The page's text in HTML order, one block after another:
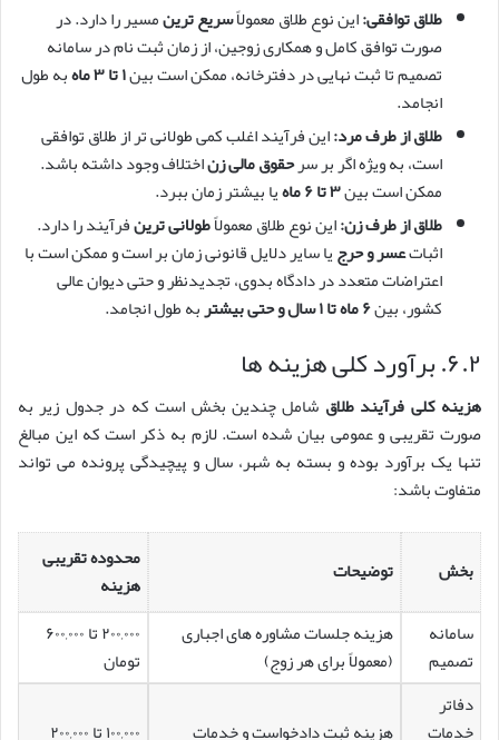
طلاق توافقی:این نوع طلاق معمولاًسریع ترینمسیر را دارد. در
صورت توافق کامل و همکاری زوجین، از زمان ثبت نام در سامانه
تصمیم تا ثبت نهایی در دفترخانه، ممکن است بین۱ تا ۳ ماه
به طول
انجامد.
طلاق از طرف مرد:این فرآیند اغلب کمی طولانی تر از طلاق توافقی
است، به ویژه اگر بر سرحقوق مالی زناختلاف وجود داشته باشد.
ممکن است بین۳ تا ۶ ماه
یا بیشتر زمان ببرد.
طلاق از طرف زن:این نوع طلاق معمولاًطولانی ترینفرآیند را دارد.
اثباتعسر و حرجیا سایر دلایل قانونی زمان بر است و ممکن است با
اعتراضات متعدد در دادگاه بدوی، تجدیدنظر و حتی دیوان عالی
کشور، بین۶ ماه تا ۱ سال و حتی بیشتر به طول انجامد.
۶.۲. برآورد کلی هزینه ها
هزینه کلی فرآیند طلاق شامل چندین بخش است که در جدول زیر به
صورت تقریبی و عمومی بیان شده است. لازم به ذکر است که این مبالغ
تنها یک برآورد بوده و بسته به شهر، سال و پیچیدگی پرونده می تواند
متفاوت باشد:
بخش توضیحات
محدوده تقریبی
هزینه
سامانه
تصمیم
هزینه جلسات مشاوره های اجباری
(معمولاً برای هر زوج)
۲۰۰,۰۰۰ تا ۶۰۰,۰۰۰
تومان
دفاتر
خدمات
هزینه ثبت دادخواست و خدمات
۱۰۰,۰۰۰ تا ۲۰۰,۰۰۰